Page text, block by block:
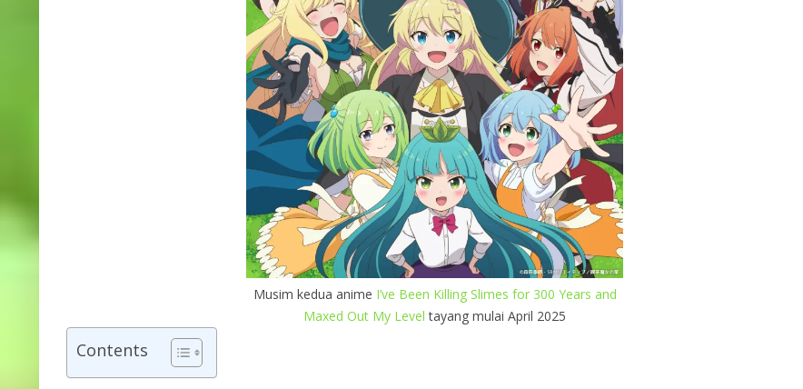
Musim kedua anime I’ve Been Killing Slimes for 300 Years and
Maxed Out My Level tayang mulai April 2025
Contents